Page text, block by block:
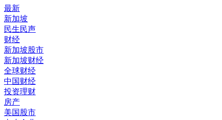
最新
新加坡
民生民声
财经
新加坡股市
新加坡财经
全球财经
中国财经
投资理财
房产
美国股市